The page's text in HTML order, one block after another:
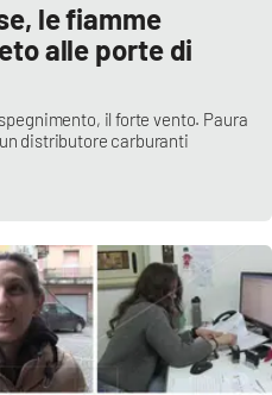
le fiamme
alle porte di
il forte vento. Paura
distributore carburanti